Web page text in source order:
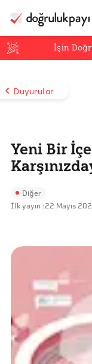
İşin
Duyurular
Yeni Bir
Diğer
İlk yayın :22 Mayıs